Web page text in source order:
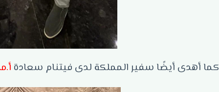
كما أهدى أيضًا سفير المملكة لدى فيتنام سعادة